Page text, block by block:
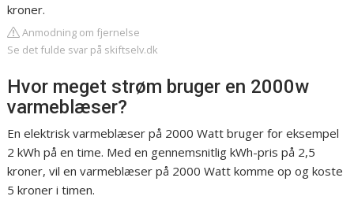
kroner.
Anmodning om fjernelse
Se det fulde svar på skiftselv.dk
Hvor meget strøm bruger en 2000w
varmeblæser?
En elektrisk varmeblæser på 2000 Watt bruger for eksempel
2 kWh på en time. Med en gennemsnitlig kWh-pris på 2,5
kroner, vil en varmeblæser på 2000 Watt komme op og koste
5 kroner i timen.